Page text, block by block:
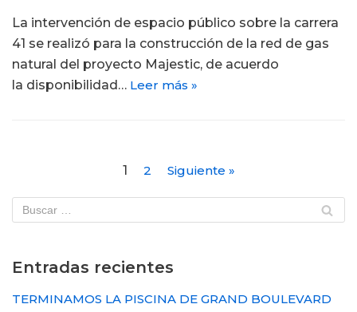
La intervención de espacio público sobre la carrera
41 se realizó para la construcción de la red de gas
natural del proyecto Majestic, de acuerdo
la disponibilidad… Leer más »
1 2 Siguiente »
Entradas recientes
TERMINAMOS LA PISCINA DE GRAND BOULEVARD